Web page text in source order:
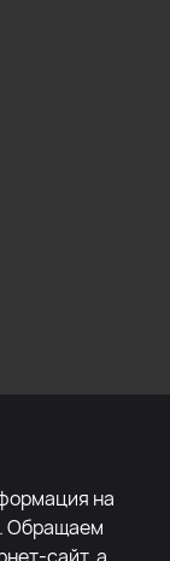
на
Обращаем
сайт, а